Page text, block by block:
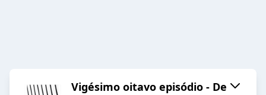
Vigésimo oitavo episódio - De